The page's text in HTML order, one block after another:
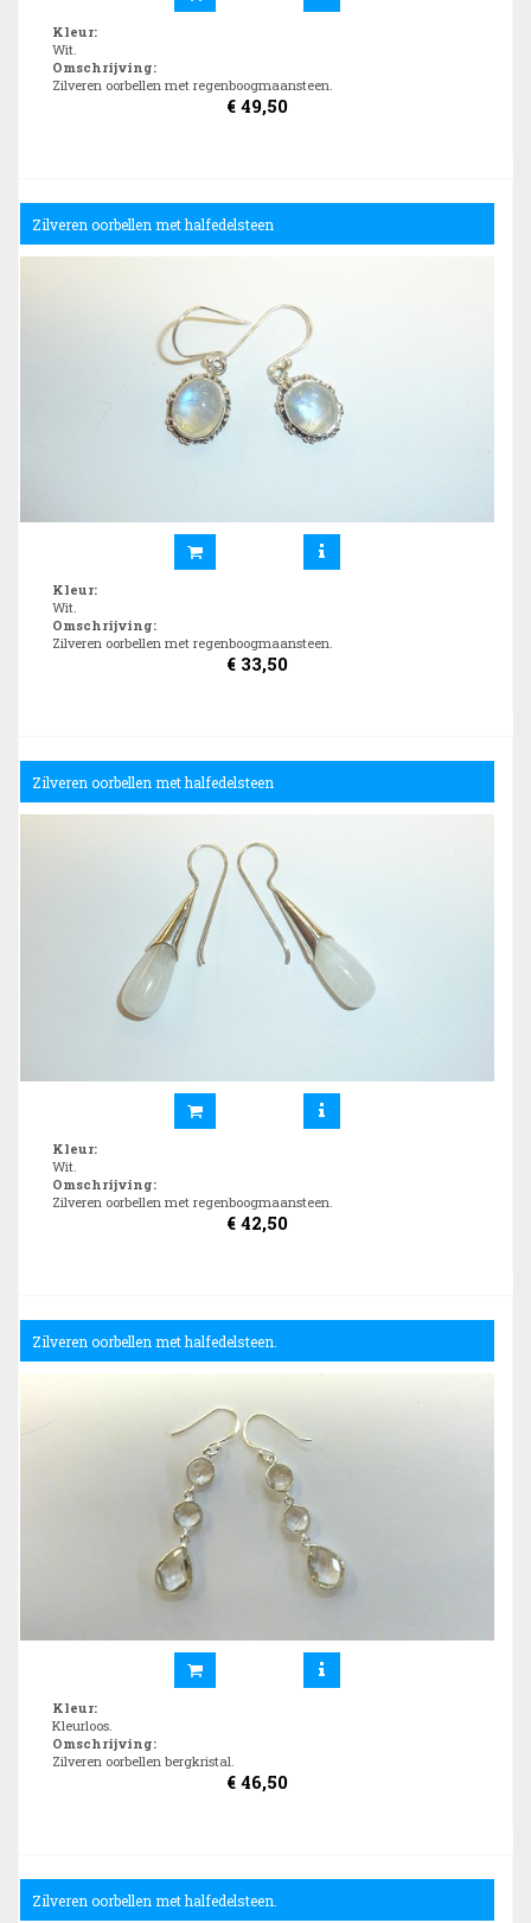
Kleur:
Wit.
Omschrijving:
Zilveren oorbellen met regenboogmaansteen.
€ 49,50
Zilveren oorbellen met halfedelsteen
Kleur:
Wit.
Omschrijving:
Zilveren oorbellen met regenboogmaansteen.
€ 33,50
Zilveren oorbellen met halfedelsteen
Kleur:
Wit.
Omschrijving:
Zilveren oorbellen met regenboogmaansteen.
€ 42,50
Zilveren oorbellen met halfedelsteen.
Kleur:
Kleurloos.
Omschrijving:
Zilveren oorbellen bergkristal.
€ 46,50
Zilveren oorbellen met halfedelsteen.